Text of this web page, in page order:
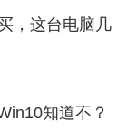
，这台电脑几
知道不？